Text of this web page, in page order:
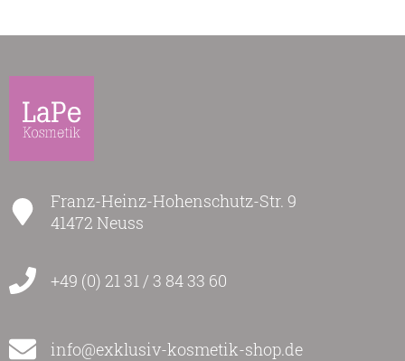
Franz-Heinz-Hohenschutz-Str. 9
41472 Neuss
+49 (0) 21 31 / 3 84 33 60
info@exklusiv-kosmetik-shop.de